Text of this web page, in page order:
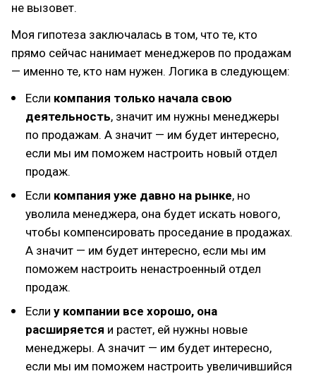
не вызовет.
Моя гипотеза заключалась в том, что те, кто
прямо сейчас нанимает менеджеров по продажам
— именно те, кто нам нужен. Логика в следующем:
Если компания только начала свою
деятельность, значит им нужны менеджеры
по продажам. А значит — им будет интересно,
если мы им поможем настроить новый отдел
продаж.
Если компания уже давно на рынке, но
уволила менеджера, она будет искать нового,
чтобы компенсировать проседание в продажах.
А значит — им будет интересно, если мы им
поможем настроить ненастроенный отдел
продаж.
Если у компании все хорошо, она
расширяется и растет, ей нужны новые
менеджеры. А значит — им будет интересно,
если мы им поможем настроить увеличившийся